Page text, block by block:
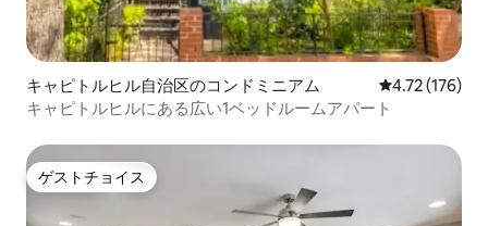
キャピトルヒル自治区のコンドミニアム レビュー176
4.72 (176)
キャピトルヒルにある広い1ベッドルームアパート
ゲストチョイス
ゲストチョイス